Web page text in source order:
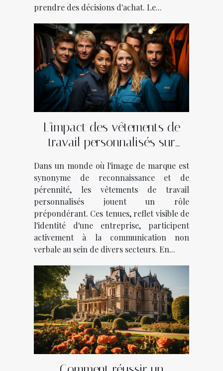
prendre des décisions d'achat. Le...
L'impact des vêtements de
travail personnalisés sur
divers secteurs d'activité
Dans un monde où l'image de marque est
synonyme de reconnaissance et de
pérennité, les vêtements de travail
personnalisés jouent un rôle
prépondérant. Ces tenues, reflet visible de
l'identité d'une entreprise, participent
activement à la communication non
verbale au sein de divers secteurs. En...